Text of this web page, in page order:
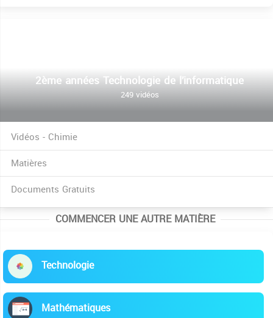
2ème années Technologie de l’informatique
249 vidéos
Vidéos - Chimie
Matières
Documents Gratuits
COMMENCER UNE AUTRE MATIÈRE
Technologie
Mathématiques